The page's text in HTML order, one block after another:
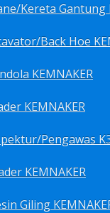
Kereta Gantung
Back Hoe
KEMNAKER
KEMNAKER
Pengawas
KEMNAKER
Giling